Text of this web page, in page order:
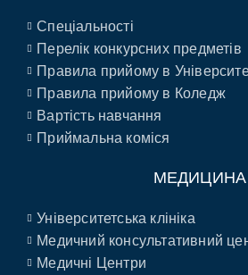
Спеціальності
Перелік конкурсних предметів
Правила прийому в
Правила прийому в Коледж
Вартість навчання
Приймальна коміся
МЕДИЦИНА
Університетська клініка
Медичний консультативний
Медичні Центри